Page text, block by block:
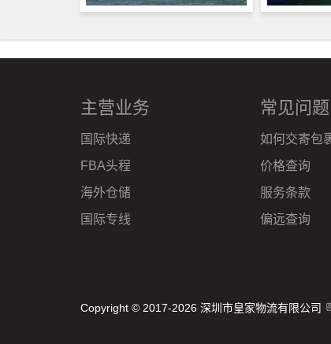
主营业务
国际快递
FBA头程
海外仓储
国际专线
常见问题
如何交寄包
价格查询
服务条款
偏远查询
Copyright © 2017-2026 深圳市皇家物流有限公司